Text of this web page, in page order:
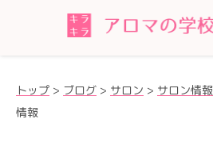
トップ > ブログ > サロン > サロン情報
情報